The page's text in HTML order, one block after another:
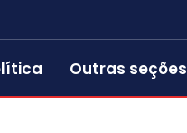
Outras seções